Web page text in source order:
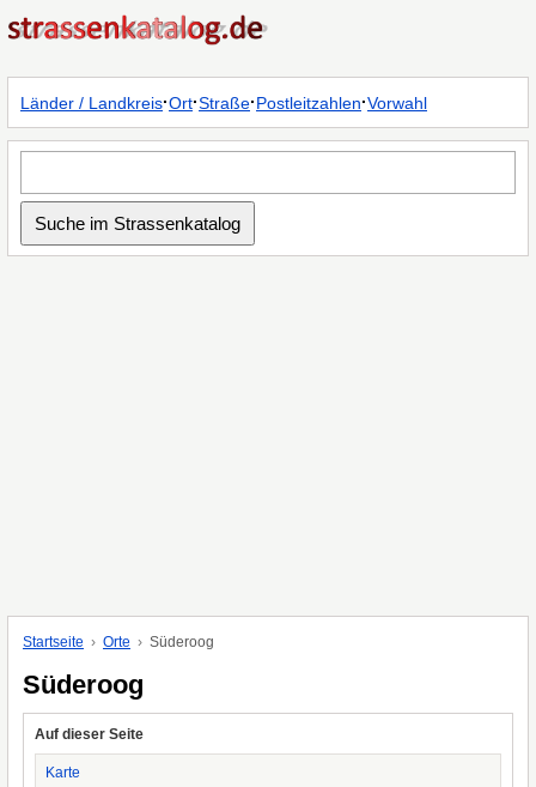
Länder / Landkreis·Ort·Straße·Postleitzahlen·Vorwahl
Startseite Orte Süderoog
Süderoog
Auf dieser Seite
Karte